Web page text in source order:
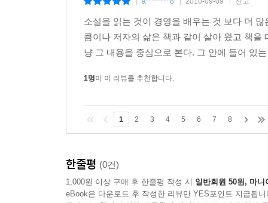
소설을 읽는 것이 경영을 배우는 것 보다 더
큼이나 저자의 삶은 책과 같이 살아 왔고 책
냥 그 내용을 중심으로 본다. 그 안에 들어 있
1명이 이 리뷰를 추천합니다.
1 2 3 4 5 6 7 8
한줄평 (0건)
1,000원 이상 구매 후 한줄평 작성 시 일반회원 50원, 마니
eBook은 다운로드 후 작성한 리뷰만 YES포인트 지급됩니